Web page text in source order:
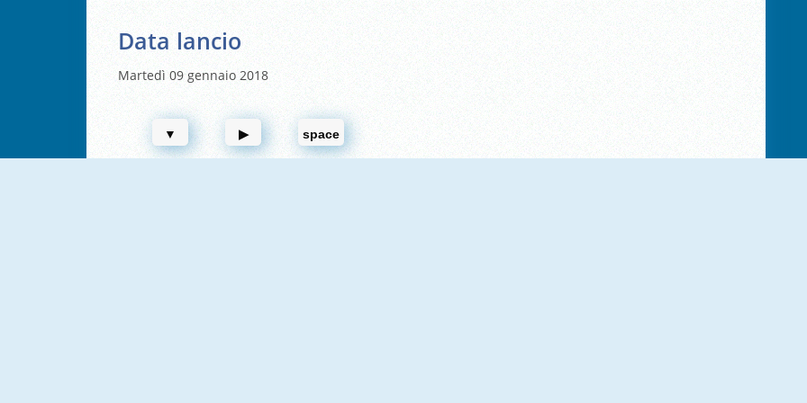
Data lancio
Martedì 09 gennaio 2018
▼ ▶ space